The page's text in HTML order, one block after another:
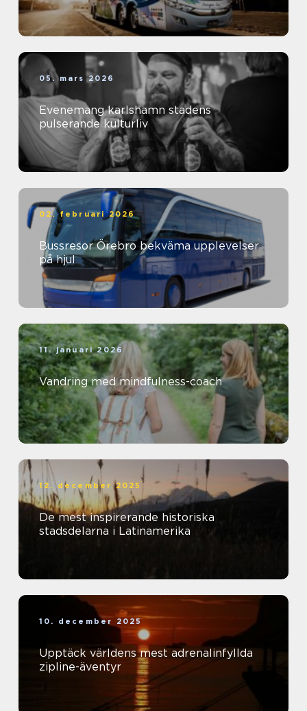
05. mars 2026
Evenemang karlshamn stadens
pulserande kulturliv
02. februari 2026
Bussresor Örebro bekväma upplevelser
på hjul
11. januari 2026
Vandring med mindfulness-coach
12. december 2025
De mest inspirerande historiska
stadsdelarna i Latinamerika
10. december 2025
Upptäck världens mest adrenalinfyllda
zipline-äventyr